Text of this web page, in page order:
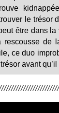
le
être dans
de
ce duo
avant